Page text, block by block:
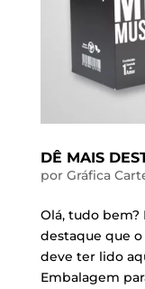
DÊ MAIS
por Gráfica
Olá, tudo bem?
destaque que
deve ter lido
Embalagem